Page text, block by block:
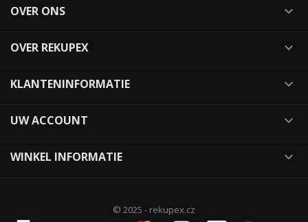
OVER ONS 
OVER REKUPEX 
KLANTENINFORMATIE 
UW ACCOUNT 
WINKEL INFORMATIE 
© 2025 - rekupex.cz